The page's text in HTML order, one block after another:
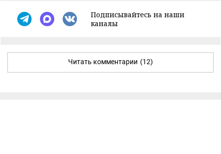
Подписывайтесь на наши
каналы
Читать комментарии (12)